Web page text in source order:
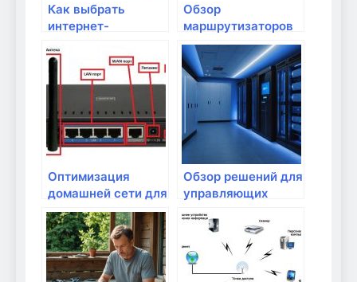
Как выбрать
интернет-
удаленного
доступа?
Обзор
маршрутизаторов
с поддержкой IoT-
устройств
Оптимизация
домашней сети для
работы в условиях
удаленного
доступа
Обзор решений для
управляющих
устройств через
Wi-Fi